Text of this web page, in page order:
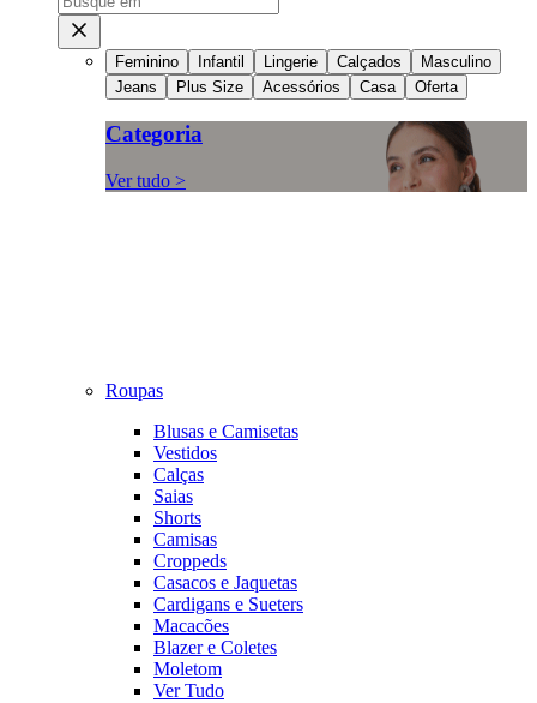
Feminino Infantil Lingerie Calçados
Masculino
Jeans
Plus Size Acessórios Casa Oferta
Categoria
Ver tudo >
Roupas
Blusas e Camisetas
Vestidos
Calças
Saias
Shorts
Camisas
Croppeds
Casacos e Jaquetas
Cardigans e Sueters
Macacões
Blazer e Coletes
Moletom
Ver Tudo